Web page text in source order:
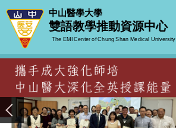
跳
到
要
區
中山醫學大學
雙語教學推動資源中心
The EMI Center of Chung Shan Medical University